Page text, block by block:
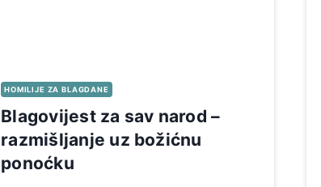
HOMILIJE ZA BLAGDANE
Blagovijest za sav narod –
razmišljanje uz božićnu
ponoćku